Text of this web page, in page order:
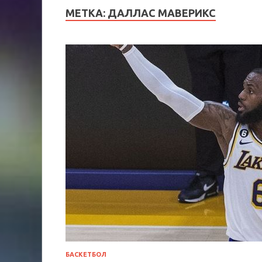
МЕТКА: ДАЛЛАС МАВЕРИКС
БАСКЕТБОЛ